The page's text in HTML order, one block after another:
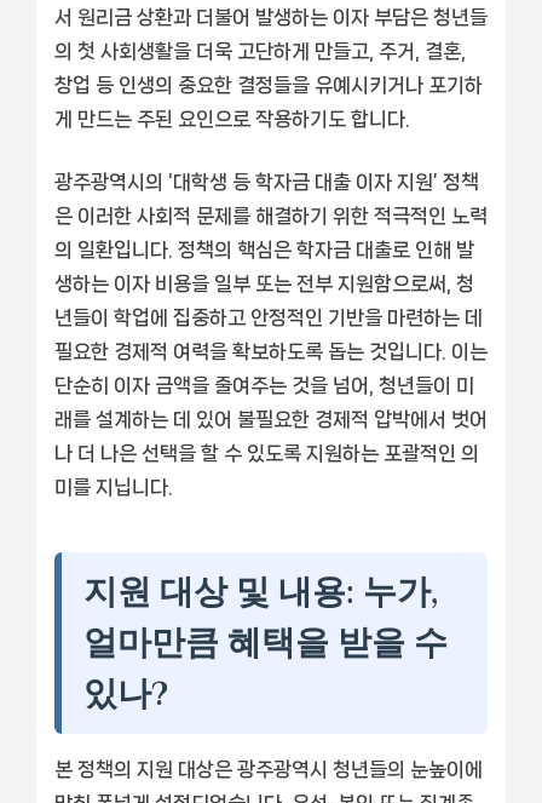
서 원리금 상환과 더불어 발생하는 이자 부담은 청년들
의 첫 사회생활을 더욱 고단하게 만들고, 주거, 결혼,
창업 등 인생의 중요한 결정들을 유예시키거나 포기하
게 만드는 주된 요인으로 작용하기도 합니다.
광주광역시의 ‘대학생 등 학자금 대출 이자 지원’ 정책
은 이러한 사회적 문제를 해결하기 위한 적극적인 노력
의 일환입니다. 정책의 핵심은 학자금 대출로 인해 발
생하는 이자 비용을 일부 또는 전부 지원함으로써, 청
년들이 학업에 집중하고 안정적인 기반을 마련하는 데
필요한 경제적 여력을 확보하도록 돕는 것입니다. 이는
단순히 이자 금액을 줄여주는 것을 넘어, 청년들이 미
래를 설계하는 데 있어 불필요한 경제적 압박에서 벗어
나 더 나은 선택을 할 수 있도록 지원하는 포괄적인 의
미를 지닙니다.
지원 대상 및 내용: 누가,
얼마만큼 혜택을 받을 수
있나?
본 정책의 지원 대상은 광주광역시 청년들의 눈높이에